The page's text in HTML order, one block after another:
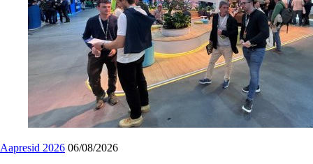
Aapresid 2026 06/08/2026